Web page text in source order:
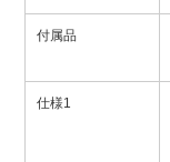
付属品
仕様1